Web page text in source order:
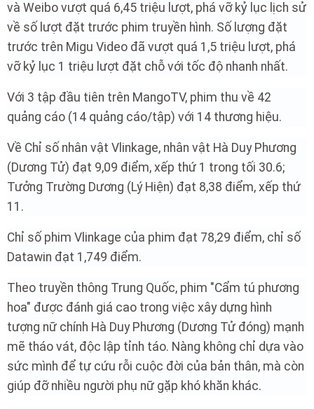
và Weibo vượt quá 6,45 triệu lượt, phá vỡ kỷ lục lịch sử
về số lượt đặt trước phim truyền hình. Số lượng đặt
trước trên Migu Video đã vượt quá 1,5 triệu lượt, phá
vỡ kỷ lục 1 triệu lượt đặt chỗ với tốc độ nhanh nhất.
Với 3 tập đầu tiên trên MangoTV, phim thu về 42
quảng cáo (14 quảng cáo/tập) với 14 thương hiệu.
Về Chỉ số nhân vật Vlinkage, nhân vật Hà Duy Phương
(Dương Tử) đạt 9,09 điểm, xếp thứ 1 trong tối 30.6;
Tưởng Trường Dương (Lý Hiện) đạt 8,38 điểm, xếp thứ
11.
Chỉ số phim Vlinkage của phim đạt 78,29 điểm, chỉ số
Datawin đạt 1,749 điểm.
Theo truyền thông Trung Quốc, phim "Cẩm tú phương
hoa" được đánh giá cao trong việc xây dựng hình
tượng nữ chính Hà Duy Phương (Dương Tử đóng) mạnh
mẽ tháo vát, độc lập tỉnh táo. Nàng không chỉ dựa vào
sức mình để tự cứu rỗi cuộc đời của bản thân, mà còn
giúp đỡ nhiều người phụ nữ gặp khó khăn khác.